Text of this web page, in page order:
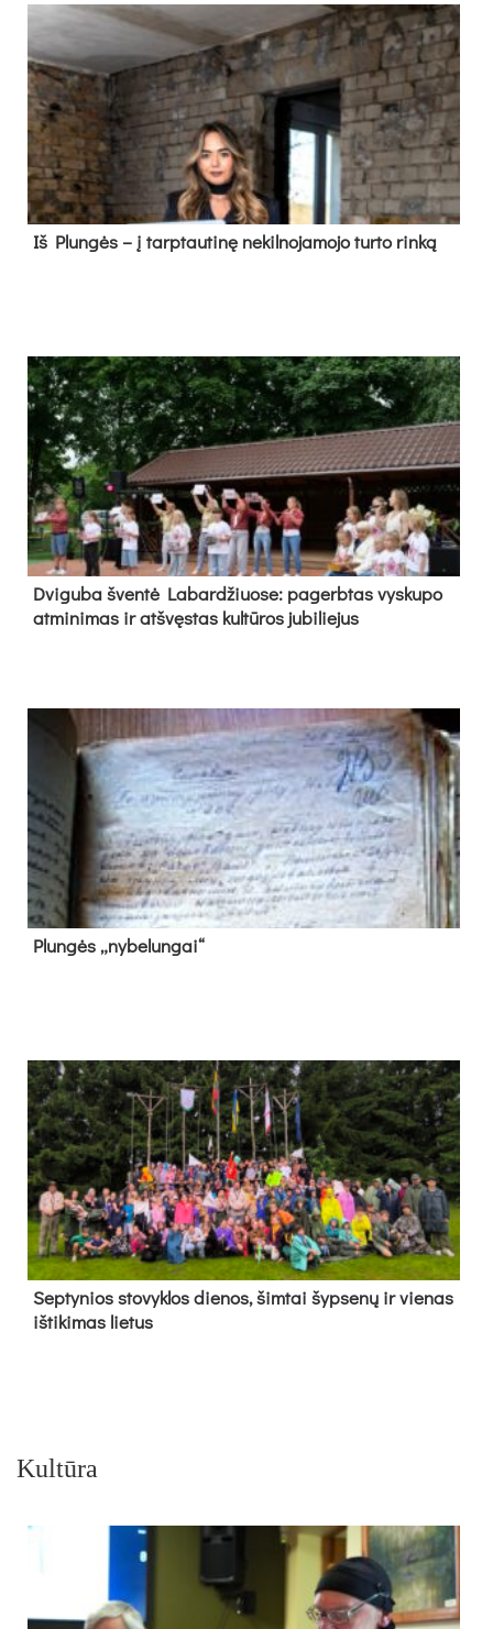
Iš Plungės – į tarptautinę nekilnojamojo turto rinką
Dvi­gu­ba šven­tė La­bar­džiuo­se: pa­gerb­tas vys­ku­po
at­mi­ni­mas ir at­švęs­tas kul­tū­ros ju­bi­lie­jus
Plun­gės „ny­be­lun­gai“
Sep­ty­nios sto­vyk­los die­nos, šim­tai šyp­se­nų ir vie­nas
iš­ti­ki­mas lie­tus
Kultūra